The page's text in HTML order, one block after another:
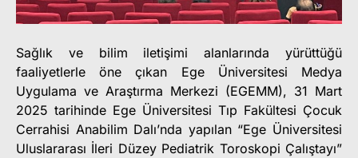
Sağlık ve bilim iletişimi alanlarında yürüttüğü
faaliyetlerle öne çıkan Ege Üniversitesi Medya
Uygulama ve Araştırma Merkezi (EGEMM), 31 Mart
2025 tarihinde Ege Üniversitesi Tıp Fakültesi Çocuk
Cerrahisi Anabilim Dalı’nda yapılan “Ege Üniversitesi
Uluslararası İleri Düzey Pediatrik Toroskopi Çalıştayı”